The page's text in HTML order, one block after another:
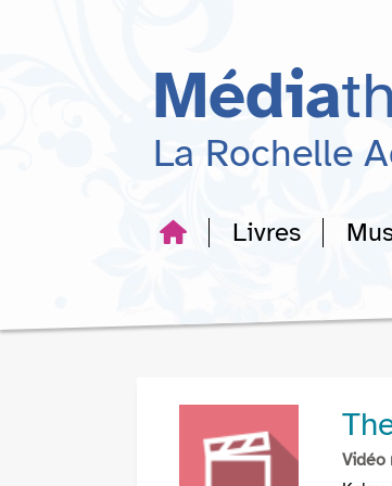
recherche
Média
La Rochelle
Livres
Vidéo